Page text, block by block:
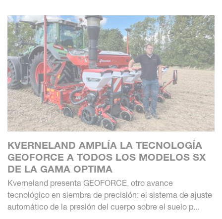
KVERNELAND AMPLÍA LA TECNOLOGÍA
GEOFORCE A TODOS LOS MODELOS SX
DE LA GAMA OPTIMA
Kverneland presenta GEOFORCE, otro avance
tecnológico en siembra de precisión: el sistema de ajuste
automático de la presión del cuerpo sobre el suelo p...